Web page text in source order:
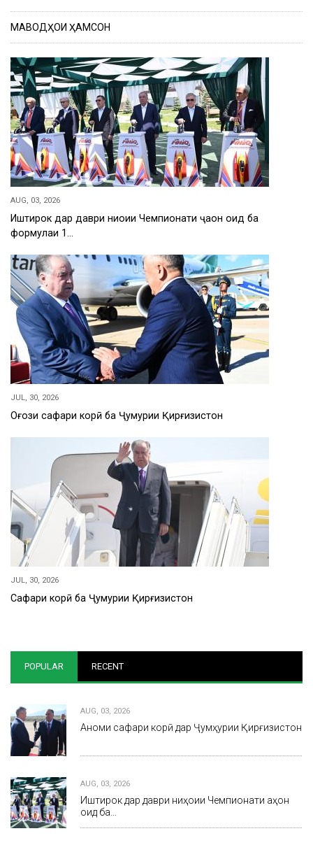
МАВОДҲОИ ҲАМСОН
AUG, 03, 2026
Иштирок дар даври ниҳоии Чемпионати ҷаҳон оид ба
формулаи 1…
JUL, 30, 2026
Оғози сафари корӣ ба Ҷумҳурии Қирғизистон
JUL, 30, 2026
Сафари корӣ ба Ҷумҳурии Қирғизистон
POPULAR RECENT
AUG, 03, 2026
Анҷоми сафари корӣ дар Ҷумҳурии Қирғизистон
AUG, 03, 2026
Иштирок дар даври ниҳоии Чемпионати ҷаҳон
оид ба…